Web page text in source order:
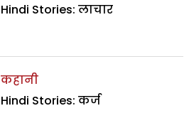
Hindi Stories: लाचार
कहानी
Hindi Stories: कर्ज